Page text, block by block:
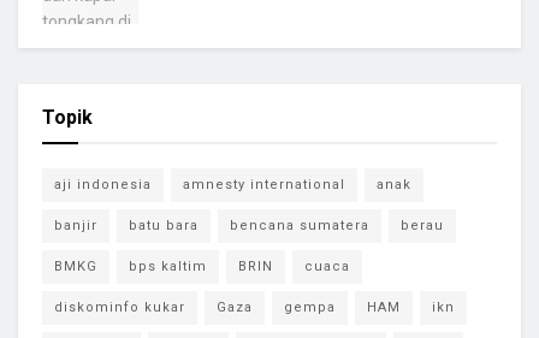
Topik
aji indonesia amnesty international anak
banjir batu bara bencana sumatera berau
BMKG bps kaltim BRIN cuaca
diskominfo kukar Gaza gempa HAM ikn